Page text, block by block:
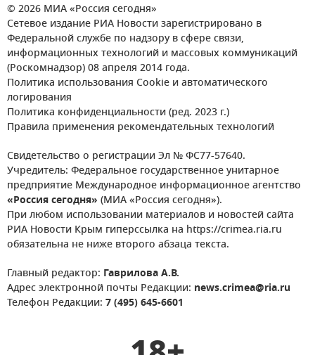
© 2026 МИА «Россия сегодня»
Сетевое издание РИА Новости зарегистрировано в
Федеральной службе по надзору в сфере связи,
информационных технологий и массовых коммуникаций
(Роскомнадзор) 08 апреля 2014 года.
Политика использования Cookie и автоматического
логирования
Политика конфиденциальности (ред. 2023 г.)
Правила применения рекомендательных технологий
Свидетельство о регистрации Эл № ФС77-57640.
Учредитель: Федеральное государственное унитарное
предприятие Международное информационное агентство
«Россия сегодня» (МИА «Россия сегодня»).
При любом использовании материалов и новостей сайта
РИА Новости Крым гиперссылка на https://crimea.ria.ru
обязательна не ниже второго абзаца текста.
Главный редактор: Гаврилова А.В.
Адрес электронной почты Редакции: news.crimea@ria.ru
Телефон Редакции: 7 (495) 645-6601